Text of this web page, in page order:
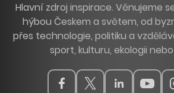
Hlavní zdroj inspirace. Věnujeme
hýbou Českem a světem, od
přes technologie, politiku a
sport, kulturu, ekologii